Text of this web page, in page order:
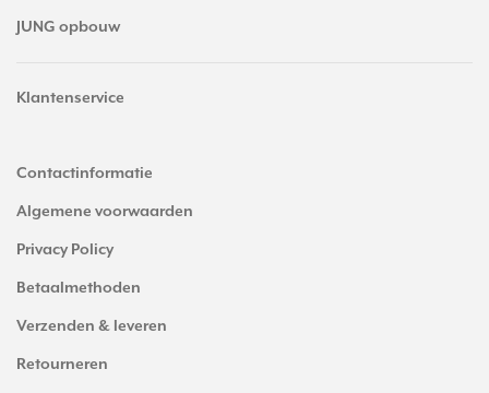
JUNG opbouw
Klantenservice
Contactinformatie
Algemene voorwaarden
Privacy Policy
Betaalmethoden
Verzenden & leveren
Retourneren